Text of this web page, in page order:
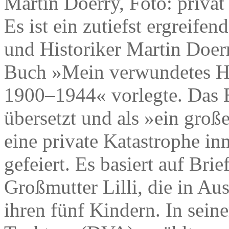
Es ist ein zutiefst
und Historiker Martin
Buch »Mein verwundetes
1900–1944« vorlegte. Das
übersetzt und als »ein
eine private Katastrophe
gefeiert. Es basiert auf
Großmutter Lilli, die in
ihren fünf Kindern. In